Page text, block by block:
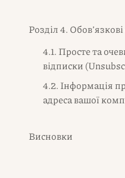
Розділ 4.
4.1. Просте та
відписки
4.2. Інформація
адреса вашої
Висновки